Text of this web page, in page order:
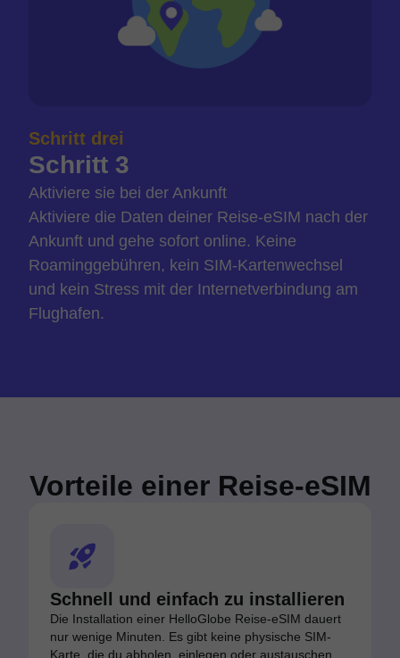
Schritt drei
Schritt 3
Aktiviere sie bei der Ankunft
Aktiviere die Daten deiner Reise-eSIM nach der
Ankunft und gehe sofort online. Keine
Roaminggebühren, kein SIM-Kartenwechsel
und kein Stress mit der Internetverbindung am
Flughafen.
Vorteile einer Reise-eSIM
Schnell und einfach zu installieren
Die Installation einer HelloGlobe Reise-eSIM dauert
nur wenige Minuten. Es gibt keine physische SIM-
Karte, die du abholen, einlegen oder austauschen